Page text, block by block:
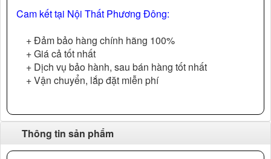
Cam kết tại Nội Thất Phương Đông:
+ Đảm bảo hàng chính hãng 100%
+ Giá cả tốt nhất
+ Dịch vụ bảo hành, sau bán hàng tốt nhất
+ Vận chuyển, lắp đặt miễn phí
Thông tin sản phẩm